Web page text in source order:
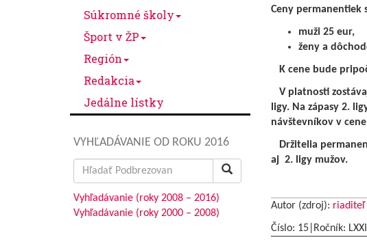
Súkromné školy
Šport v ŽP
Región
Redakcia
Jedálne lístky
VYHĽADÁVANIE OD ROKU 2016
Search
for:
Vyhľadávanie (roky 2008 – 2016)
Vyhľadávanie (roky 2000 – 2008)
Ceny permanentiek
muži 25 eur,
ženy a
K cene bude
V platnosti
ligy. Na zápasy 2.
návštevníkov v
Držitelia
aj 2. ligy mužov.
Autor (zdroj): riaditeľ
Číslo: 15|Ročník: